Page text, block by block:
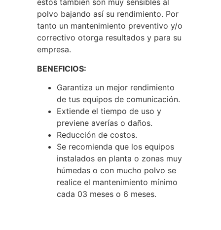
estos también son muy sensibles al
polvo bajando así su rendimiento. Por
tanto un mantenimiento preventivo y/o
correctivo otorga resultados y para su
empresa.
BENEFICIOS:
Garantiza un mejor rendimiento
de tus equipos de comunicación.
Extiende el tiempo de uso y
previene averías o daños.
Reducción de costos.
Se recomienda que los equipos
instalados en planta o zonas muy
húmedas o con mucho polvo se
realice el mantenimiento mínimo
cada 03 meses o 6 meses.